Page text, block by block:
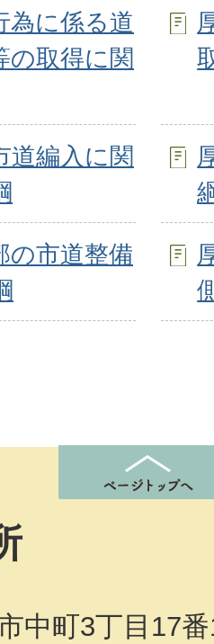
為に係る道
の取得に関
道編入に関
の市道整備
中町3丁目17